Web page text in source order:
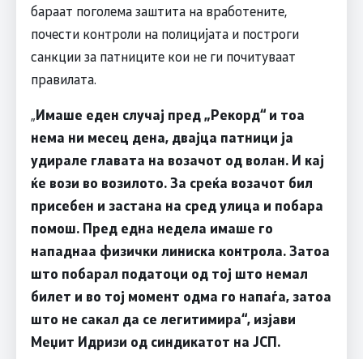
бараат поголема заштита на вработените,
почести контроли на полицијата и построги
санкции за патниците кои не ги почитуваат
правилата.
„Имаше еден случај пред „Рекорд“ и тоа
нема ни месец дена, двајца патници ја
удирале главата на возачот од волан. И кај
ќе вози во возилото. За среќа возачот бил
присебен и застана на сред улица и побара
помош. Пред една недела имаше го
нападнаа физички линиска контрола. Затоа
што побарал податоци од тој што немал
билет и во тој момент одма го напаѓа, затоа
што не сакал да се легитимира“, изјави
Меџит Идризи од синдикатот на ЈСП.